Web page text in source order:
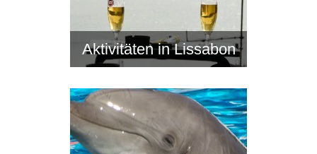
Aktivitäten in Lissabon